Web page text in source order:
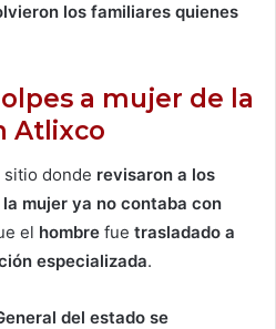
los familiares quienes
a mujer de la
Atlixco
sitio donde revisaron a los
mujer ya no contaba con
el hombre fue trasladado a
especializada.
del estado se